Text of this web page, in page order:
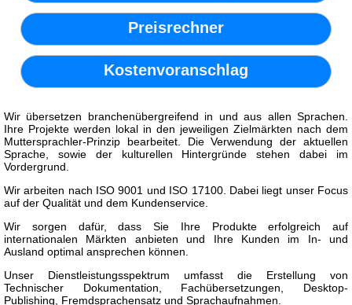
Preisrechner
Kostenvoranschlag
Wir übersetzen branchenübergreifend in und aus allen Sprachen.
Ihre Projekte werden lokal in den jeweiligen Zielmärkten nach dem
Muttersprachler-Prinzip bearbeitet. Die Verwendung der aktuellen
Sprache, sowie der kulturellen Hintergründe stehen dabei im
Vordergrund.
Wir arbeiten nach ISO 9001 und ISO 17100. Dabei liegt unser Focus
auf der Qualität und dem Kundenservice.
Wir sorgen dafür, dass Sie Ihre Produkte erfolgreich auf
internationalen Märkten anbieten und Ihre Kunden im In- und
Ausland optimal ansprechen können.
Unser Dienstleistungsspektrum umfasst die Erstellung von
Technischer Dokumentation, Fachübersetzungen, Desktop-
Publishing, Fremdsprachensatz und Sprachaufnahmen.